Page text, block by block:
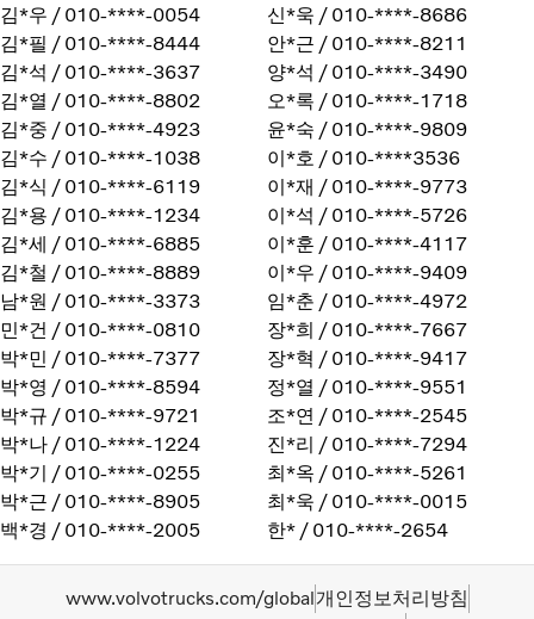
김*우 / 010-****-0054
김*필 / 010-****-8444
김*석 / 010-****-3637
김*열 / 010-****-8802
김*중 / 010-****-4923
김*수 / 010-****-1038
김*식 / 010-****-6119
김*용 / 010-****-1234
김*세 / 010-****-6885
김*철 / 010-****-8889
남*원 / 010-****-3373
민*건 / 010-****-0810
박*민 / 010-****-7377
박*영 / 010-****-8594
박*규 / 010-****-9721
박*나 / 010-****-1224
박*기 / 010-****-0255
박*근 / 010-****-8905
백*경 / 010-****-2005
신*욱 / 010-****-8686
안*근 / 010-****-8211
양*석 / 010-****-3490
오*록 / 010-****-1718
윤*숙 / 010-****-9809
이*호 / 010-****3536
이*재 / 010-****-9773
이*석 / 010-****-5726
이*훈 / 010-****-4117
이*우 / 010-****-9409
임*춘 / 010-****-4972
장*희 / 010-****-7667
장*혁 / 010-****-9417
정*열 / 010-****-9551
조*연 / 010-****-2545
진*리 / 010-****-7294
최*옥 / 010-****-5261
최*욱 / 010-****-0015
한* / 010-****-2654
www.volvotrucks.com/global개인정보처리방침